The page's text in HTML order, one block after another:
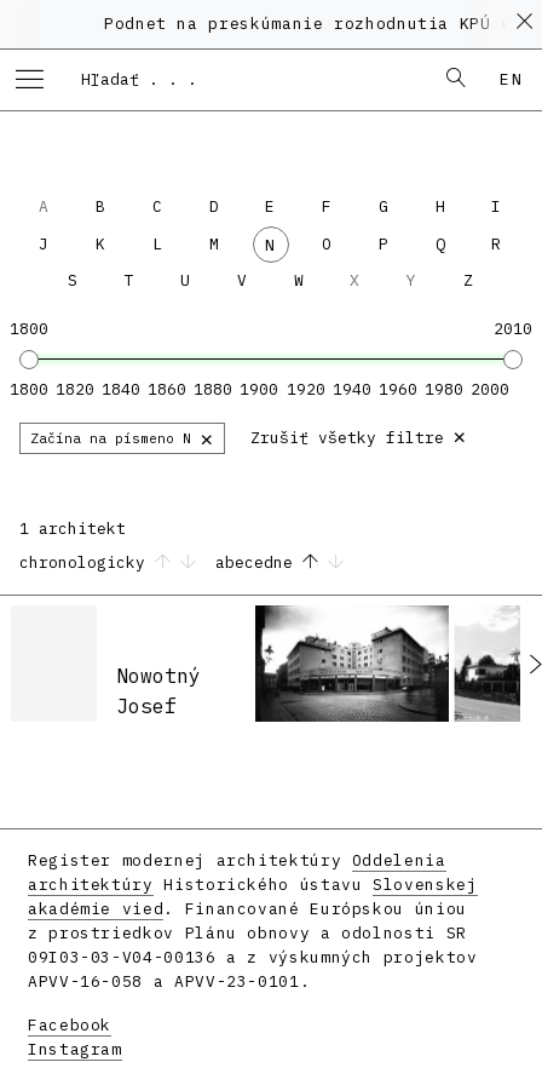
Podnet na preskúmanie rozhodnutia KPÚ vo
EN
A B C D E F G H
I
J
K L M N O P Q
R
S
T U V W X Y Z
1800 2010
1800 1820 1840 1860 1880 1900 1920 1940 1960 1980 2000
Začína na písmeno N × Zrušiť všetky filtre ×
1 architekt
chronologicky
abecedne
Nowotný
Josef
Register modernej architektúry Oddelenia
architektúry Historického ústavuSlovenskej
akadémie vied . Financované Európskou úniou
z prostriedkov Plánu obnovy a odolnosti SR
09I03-03-V04-00136 a z výskumných projektov
APVV-16-058 a APVV-23-0101.
Facebook
Instagram